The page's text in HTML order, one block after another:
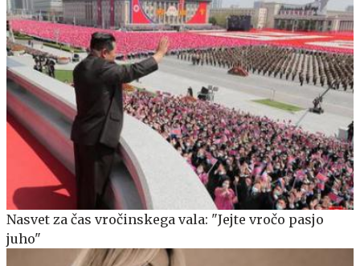
Nasvet za čas vročinskega vala: "Jejte vročo pasjo
juho"